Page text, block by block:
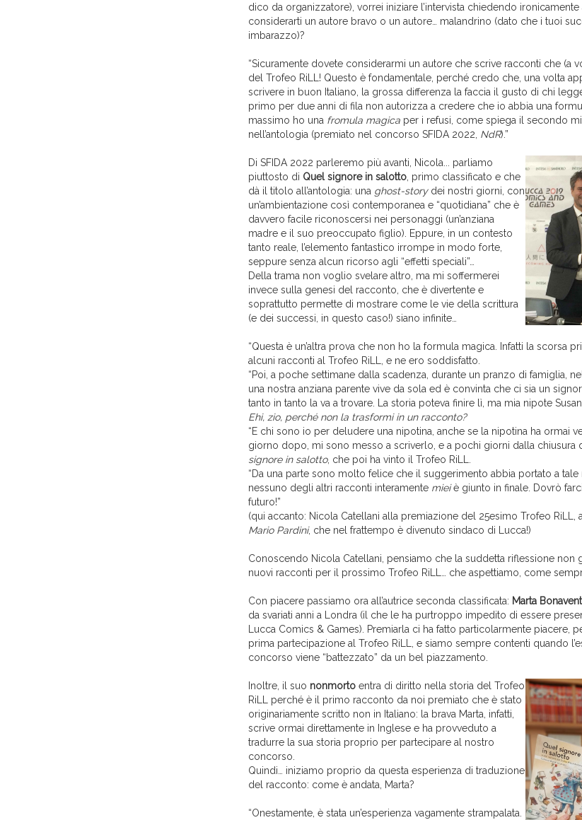
dico da organizzatore), vorrei iniziare l’intervista chiedendo
considerarti un autore bravo o un autore… malandrino (dato che i tuoi
imbarazzo)?
“Sicuramente dovete considerarmi un autore che scrive racconti che (a
del Trofeo RiLL! Questo è fondamentale, perché credo che, una volta
scrivere in buon Italiano, la grossa differenza la faccia il gusto di chi
primo per due anni di fila non autorizza a credere che io abbia una
massimo ho una fromula magica per i refusi, come spiega il secondo
nell’antologia (premiato nel concorso SFIDA 2022, NdR).”
Di SFIDA 2022 parleremo più avanti, Nicola... parliamo
piuttosto di Quel signore in salotto, primo classificato e che
dà il titolo all’antologia: una ghost-storydei nostri giorni, con
un’ambientazione così contemporanea e “quotidiana” che è
davvero facile riconoscersi nei personaggi (un’anziana
madre e il suo preoccupato figlio). Eppure, in un contesto
tanto reale, l’elemento fantastico irrompe in modo forte,
seppure senza alcun ricorso agli “effetti speciali”…
Della trama non voglio svelare altro, ma mi soffermerei
invece sulla genesi del racconto, che è divertente e
soprattutto permette di mostrare come le vie della scrittura
(e dei successi, in questo caso!) siano infinite…
“Questa è un’altra prova che non ho la formula magica. Infatti la scorsa
alcuni racconti al Trofeo RiLL, e ne ero soddisfatto.
“Poi, a poche settimane dalla scadenza, durante un pranzo di famiglia,
una nostra anziana parente vive da sola ed è convinta che ci sia un
tanto in tanto la va a trovare. La storia poteva finire lì, ma mia nipote
Ehi, zio, perché non la trasformi in un racconto?
“E chi sono io per deludere una nipotina, anche se la nipotina ha ormai
giorno dopo, mi sono messo a scriverlo, e a pochi giorni dalla chiusura
signore in salotto, che poi ha vinto il Trofeo RiLL.
“Da una parte sono molto felice che il suggerimento abbia portato a tale
nessuno degli altri racconti interamente mieiè giunto in finale. Dovrò
futuro!”
(qui accanto: Nicola Catellani alla premiazione del 25esimo Trofeo RiLL,
Mario Pardini, che nel frattempo è divenuto sindaco di Lucca!)
Conoscendo Nicola Catellani, pensiamo che la suddetta riflessione non
nuovi racconti per il prossimo Trofeo RiLL… che aspettiamo, come
Con piacere passiamo ora all’autrice seconda classificata: Marta
da svariati anni a Londra (il che le ha purtroppo impedito di essere
Lucca Comics & Games). Premiarla ci ha fatto particolarmente piacere,
prima partecipazione al Trofeo RiLL, e siamo sempre contenti quando
concorso viene “battezzato” da un bel piazzamento.
Inoltre, il suo nonmorto entra di diritto nella storia del Trofeo
RiLL perché è il primo racconto da noi premiato che è stato
originariamente scritto non in Italiano: la brava Marta, infatti,
scrive ormai direttamente in Inglese e ha provveduto a
tradurre la sua storia proprio per partecipare al nostro
concorso.
Quindi… iniziamo proprio da questa esperienza di traduzione
del racconto: come è andata, Marta?
“Onestamente, è stata un’esperienza vagamente strampalata.